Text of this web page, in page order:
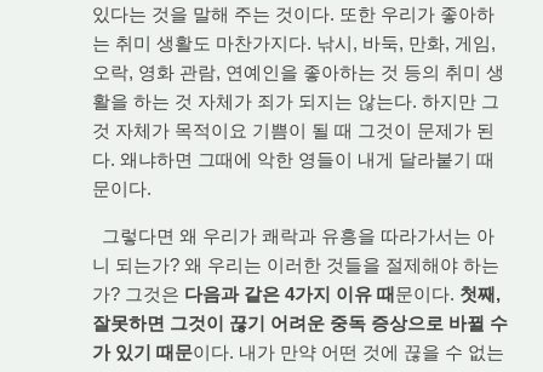
있다는 것을 말해 주는 것이다. 또한 우리가 좋아하
는 취미 생활도 마찬가지다. 낚시, 바둑, 만화, 게임,
오락, 영화 관람, 연예인을 좋아하는 것 등의 취미 생
활을 하는 것 자체가 죄가 되지는 않는다. 하지만 그
것 자체가 목적이요 기쁨이 될 때 그것이 문제가 된
다. 왜냐하면 그때에 악한 영들이 내게 달라붙기 때
문이다.
그렇다면 왜 우리가 쾌락과 유흥을 따라가서는 아
니 되는가? 왜 우리는 이러한 것들을 절제해야 하는
가? 그것은 다음과 같은 4가지 이유 때문이다. 첫째,
잘못하면 그것이 끊기 어려운 중독 증상으로 바뀔 수
가 있기 때문이다. 내가 만약 어떤 것에 끊을 수 없는